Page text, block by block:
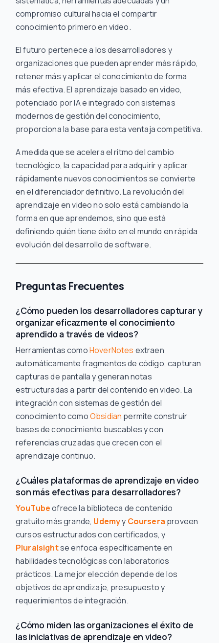
compromiso cultural hacia el compartir
conocimiento primero en video.
El futuro pertenece a los desarrolladores y
organizaciones que pueden aprender más rápido,
retener más y aplicar el conocimiento de forma
más efectiva. El aprendizaje basado en video,
potenciado por IA e integrado con sistemas
modernos de gestión del conocimiento,
proporciona la base para esta ventaja competitiva.
A medida que se acelera el ritmo del cambio
tecnológico, la capacidad para adquirir y aplicar
rápidamente nuevos conocimientos se convierte
en el diferenciador definitivo. La revolución del
aprendizaje en video no solo está cambiando la
forma en que aprendemos, sino que está
definiendo quién tiene éxito en el mundo en rápida
evolución del desarrollo de software.
Preguntas Frecuentes
¿Cómo pueden los desarrolladores capturar y
organizar eficazmente el conocimiento
aprendido a través de videos?
Herramientas comoHoverNotes extraen
automáticamente fragmentos de código, capturan
capturas de pantalla y generan notas
estructuradas a partir del contenido en video. La
integración con sistemas de gestión del
conocimiento comoObsidian permite construir
bases de conocimiento buscables y con
referencias cruzadas que crecen con el
aprendizaje continuo.
¿Cuáles plataformas de aprendizaje en video
son más efectivas para desarrolladores?
YouTubeofrece la biblioteca de contenido
gratuito más grande, Udemyy Coursera proveen
cursos estructurados con certificados, y
Pluralsightse enfoca específicamente en
habilidades tecnológicas con laboratorios
prácticos. La mejor elección depende de los
objetivos de aprendizaje, presupuesto y
requerimientos de integración.
¿Cómo miden las organizaciones el éxito de
las iniciativas de aprendizaje en video?